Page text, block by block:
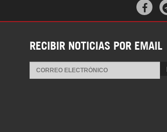
RECIBIR NOTICIAS POR EMAIL